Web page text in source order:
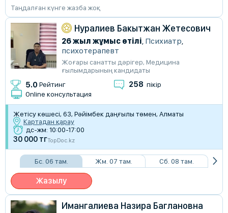
Таңдалған күнге жазба жоқ
Нуралиев Бакытжан Жетесович
26 жыл жұмыс өтілі, Психиатр,
психотерапевт
Жоғары санатты дәрігер, Медицина
ғылымдарының кандидаты
5.0 Рейтинг 258 пікір
Online консультация
Жетісу көшесі, 63, Рәйімбек даңғылы төмен, Алматы
Картадан қарау
дс-жм: 10:00-17:00
30 000 тгTopDoc.kz
Бс. 06 там. Жм. 07 там. Сб. 08 там.
Жазылу
Имангалиева Назира Баглановна